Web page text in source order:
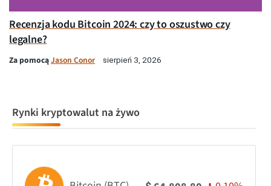
Recenzja kodu Bitcoin 2024: czy to oszustwo czy
legalne?
Za pomocąJason Conor sierpień 3, 2026
Rynki kryptowalut na żywo